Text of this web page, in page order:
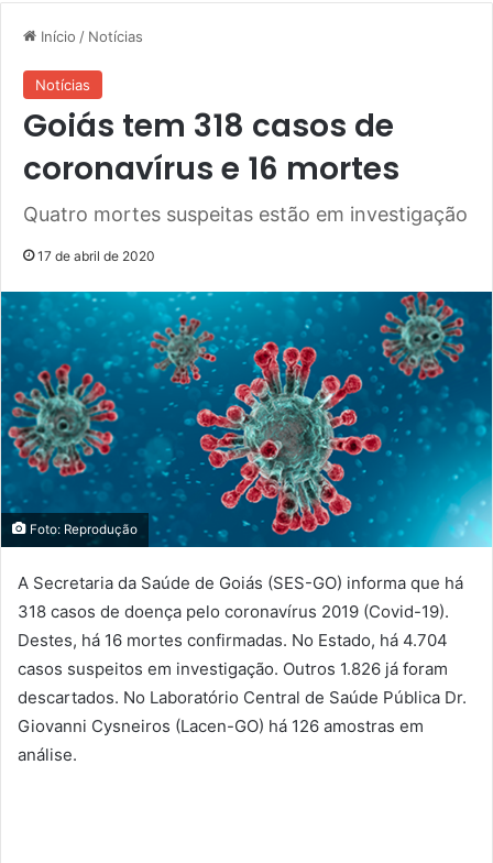
Início / Notícias
Notícias
Goiás tem 318 casos de
coronavírus e 16 mortes
Quatro mortes suspeitas estão em investigação
17 de abril de 2020
Foto: Reprodução
A Secretaria da Saúde de Goiás (SES-GO) informa que há
318 casos de doença pelo coronavírus 2019 (Covid-19).
Destes, há 16 mortes confirmadas. No Estado, há 4.704
casos suspeitos em investigação. Outros 1.826 já foram
descartados. No Laboratório Central de Saúde Pública Dr.
Giovanni Cysneiros (Lacen-GO) há 126 amostras em
análise.